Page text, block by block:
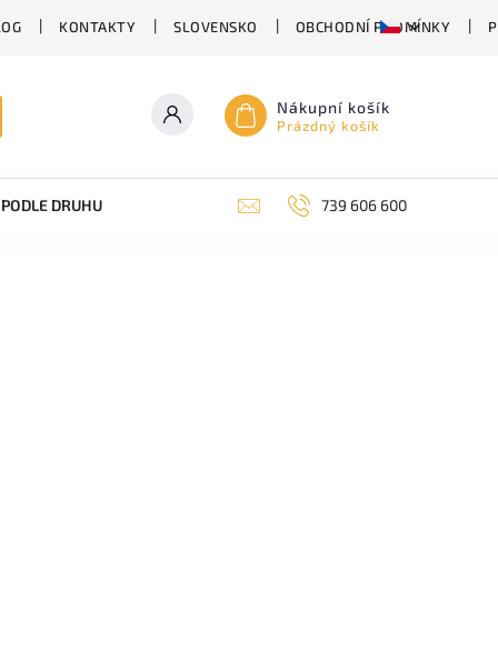
KONTAKTY SLOVENSKO OBCHODNÍ PODMÍNKY
Nákupní košík
Prázdný košík
PODLE DRUHU PIVA SUDOVÉ PIVO PIVO V PLECHU
739 606 600